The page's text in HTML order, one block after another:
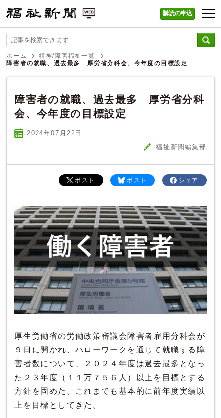
福祉新聞 WEB
購読の申込
ホーム
精神/障害福祉一覧
障害者の就職、過去最多 厚労省分科会、今年度の目標設定
障害者の就職、過去最多 厚労省分科
会、今年度の目標設定
2024年07 月22 日
福祉新聞編集部
シェア
ポスト
ポスト
厚生労働省の労働政策審議会障害者雇用分科会が
９日に開かれ、ハローワークを通じて就職する障
害者数について、２０２４年度は過去最多となっ
た２３年度（１１万７５６人）以上を目標とする
方針を固めた。これまでも基本的に前年度実績以
上を目標としてきた。